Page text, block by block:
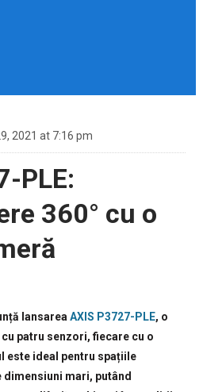
2021 at 7:16 pm
PLE:
360° cu o
lansareaAXIS P3727-PLE, o
patru senzori, fiecare cu o
este ideal pentru spațiile
mari, putând